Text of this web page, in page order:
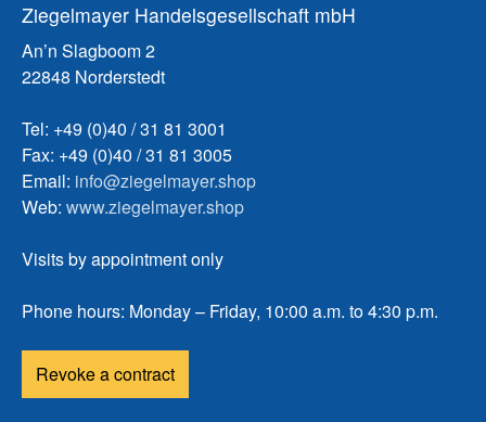
Ziegelmayer Handelsgesellschaft mbH
An’n Slagboom 2
22848 Norderstedt
Tel: +49 (0)40 / 31 81 3001
Fax: +49 (0)40 / 31 81 3005
Email: info@ziegelmayer.shop
Web: www.ziegelmayer.shop
Visits by appointment only
Phone hours: Monday – Friday, 10:00 a.m. to 4:30 p.m.
Revoke a contract